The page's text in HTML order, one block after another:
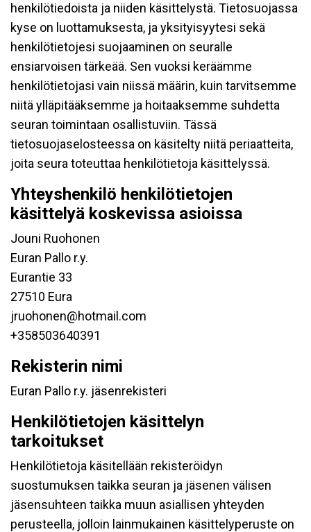
henkilötiedoista ja niiden käsittelystä. Tietosuojassa
kyse on luottamuksesta, ja yksityisyytesi sekä
henkilötietojesi suojaaminen on seuralle
ensiarvoisen tärkeää. Sen vuoksi keräämme
henkilötietojasi vain niissä määrin, kuin tarvitsemme
niitä ylläpitääksemme ja hoitaaksemme suhdetta
seuran toimintaan osallistuviin. Tässä
tietosuojaselosteessa on käsitelty niitä periaatteita,
joita seura toteuttaa henkilötietoja käsittelyssä.
Yhteyshenkilö henkilötietojen
käsittelyä koskevissa asioissa
Jouni Ruohonen
Euran Pallo r.y.
Eurantie 33
27510 Eura
jruohonen@hotmail.com
+358503640391
Rekisterin nimi
Euran Pallo r.y. jäsenrekisteri
Henkilötietojen käsittelyn
tarkoitukset
Henkilötietoja käsitellään rekisteröidyn
suostumuksen taikka seuran ja jäsenen välisen
jäsensuhteen taikka muun asiallisen yhteyden
perusteella, jolloin lainmukainen käsittelyperuste on